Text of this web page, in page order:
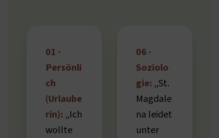
01 ·
Persönli
ch
(Urlaube
rin): „Ich
wollte
06 ·
Soziolo
gie: „St.
Magdale
na leidet
unter